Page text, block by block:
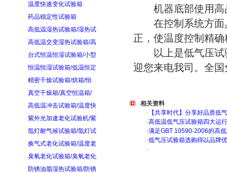
温度快速变化试验箱
药品稳定性试验箱
高低温湿热试验箱/湿热试
高低温交变湿热试验箱/高
台式恒温恒湿试验箱/小型
恒温恒湿试验箱/低温恒定
精密干燥试验箱/烘箱/恒
真空干燥箱/真空恒温箱/
高低温冲击试验箱/温度快
紫外光加速老化试验机/紫
氙灯耐气候试验箱/氙灯试
换气式老化试验箱/温度老
臭氧老化试验箱/臭氧老化
防锈油脂湿热试验箱/防锈
机器底部使用高
在控制系统方面
正，使温度控制精
以上是低气压试
迎您来电我司。全
相关资料
· 【共享时代】分享好品质低
·高低温低气压试验箱四大运
·满足GBT 10590-2006的高
·低气压试验箱选购得以品牌
·